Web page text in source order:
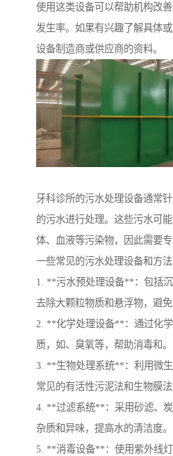
使用这类设备可以帮助机构改
发生率。如果有兴趣了解具体
设备制造商或供应商的资料。
牙科诊所的污水处理设备通常
的污水进行处理。这些污水可
体、血液等污染物，因此需要
一些常见的污水处理设备和方法
1. **污水预处理设备**：包括
去除大颗粒物质和悬浮物，避免
2. **化学处理设备**：通过化
质，如、臭氧等，帮助消毒和。
3. **生物处理系统**：利用微生
常见的有活性污泥法和生物膜法
4. **过滤系统**：采用砂滤、
杂质和异味，提高水的清洁度。
5. **消毒设备**：使用紫外线